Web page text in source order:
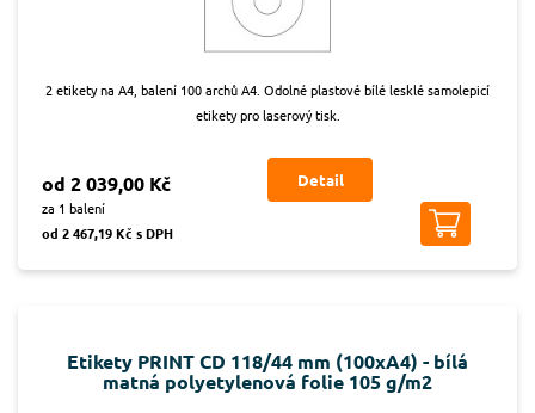
2 etikety na A4, balení 100 archů A4. Odolné plastové bílé lesklé samolepicí
etikety pro laserový tisk.
od 2 039,00 Kč
za 1 balení
od 2 467,19 Kč s DPH
Detail
Etikety PRINT CD 118/44 mm (100xA4) - bílá
matná polyetylenová folie 105 g/m2